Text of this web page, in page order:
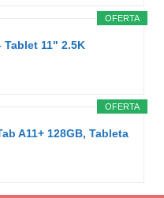
OFERTA
Tablet 11" 2.5K
OFERTA
A11+ 128GB, Tableta